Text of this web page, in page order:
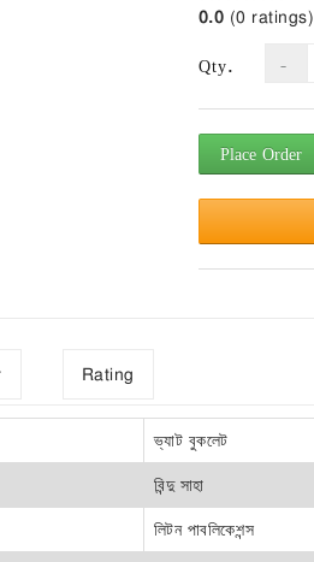
0.0 (0 ratings)
Qty.
Place Order
Rating
ভ্যাট বুকলেট
বিন্দু সাহা
লিটন পাবলিকেশন্স